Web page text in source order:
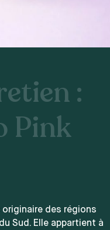
:
Pink
des régions
Sud. Elle appartient à